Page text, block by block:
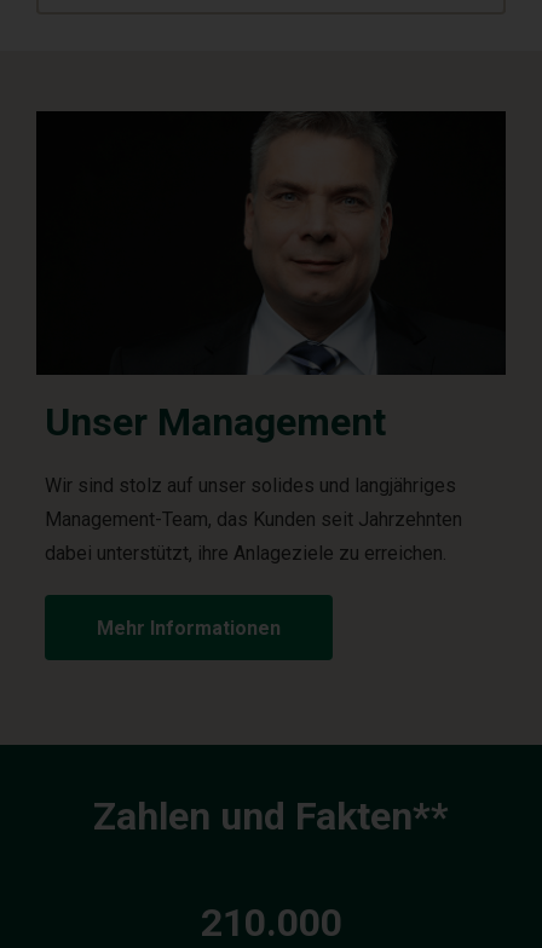
Unser Management
Wir sind stolz auf unser solides und langjähriges
Management-Team, das Kunden seit Jahrzehnten
dabei unterstützt, ihre Anlageziele zu erreichen.
Mehr Informationen
Zahlen und Fakten**
210.000